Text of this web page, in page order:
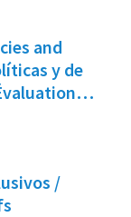
and
y de
/